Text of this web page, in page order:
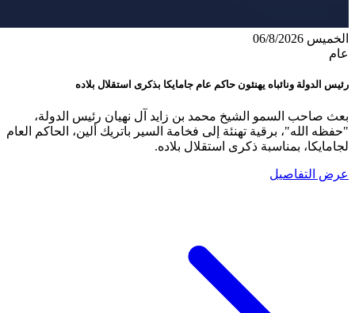
الخميس 06/8/2026
عام
رئيس الدولة ونائباه يهنئون حاكم عام جامايكا بذكرى استقلال بلاده
بعث صاحب السمو الشيخ محمد بن زايد آل نهيان رئيس الدولة،
"حفظه الله"، برقية تهنئة إلى فخامة السير باتريك ألين، الحاكم العام
لجامايكا، بمناسبة ذكرى استقلال بلاده.
عرض التفاصيل